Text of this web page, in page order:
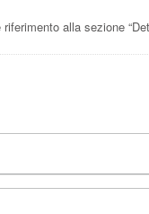
alla sezione